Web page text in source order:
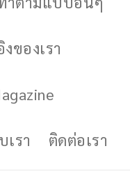
ของเรา
เรา ติดต่อเรา